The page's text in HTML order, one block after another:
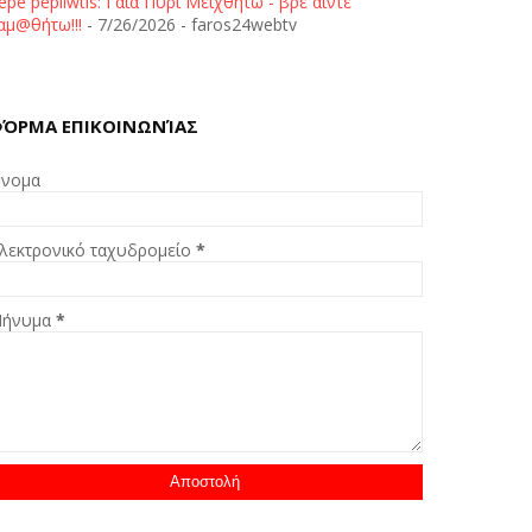
- 7/26/2026 - faros24webtv
ΕΠΙΚΟΙΝΩΝΊΑΣ
ταχυδρομείο*
*